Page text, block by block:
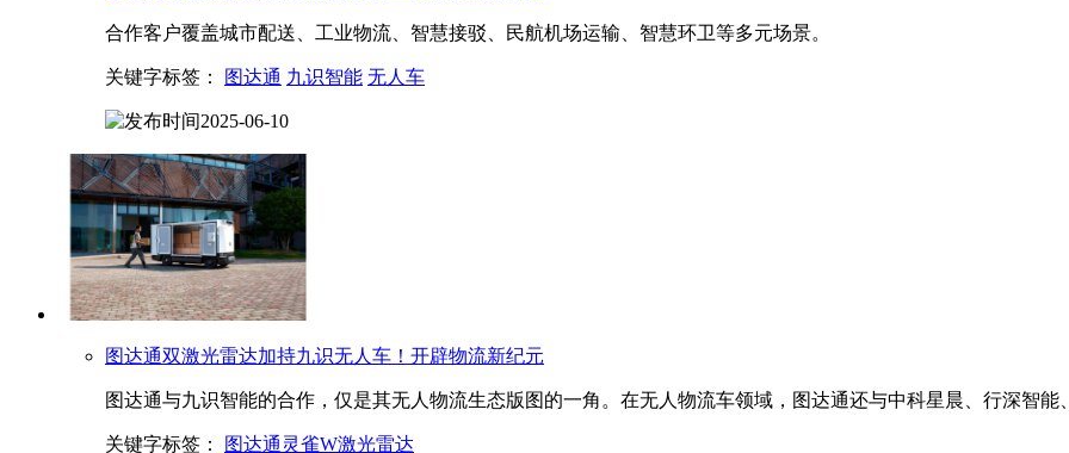
合作客户覆盖城市配送、工业物流、智慧接驳、民航机场运输、智慧环卫等多元场景。
关键字标签： 图达通 九识智能 无人车
2025-06-10
图达通双激光雷达加持九识无人车！开辟物流新纪元
图达通与九识智能的合作，仅是其无人物流生态版图的一角。在无人物流车领域，图达通还与中科星晨、行深智能
关键字标签： 图达通灵雀W激光雷达